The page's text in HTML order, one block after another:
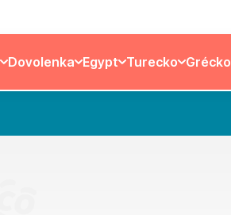
Dovolenka Egypt Turecko Grécko